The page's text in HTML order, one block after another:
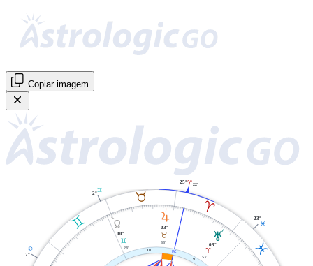
Copiar imagem
A
B
C
L
9
10 X
L
23°
A
25° 22'
C
2°
D
7°
T
03°
A
53'
R
03°
B
38'
Y
00°
C
28'